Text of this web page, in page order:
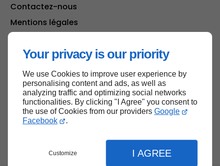
Your privacy is our priority
We use Cookies to improve user experience by
personalising content and ads, as well as
analyzing traffic and optimizing social networks
functionalities. By clicking "I Agree" you consent to
the use of Cookies from our providers Google
Facebook
.
Customize I AGREE
Contactez-nous
Mentions légales
Haut de page